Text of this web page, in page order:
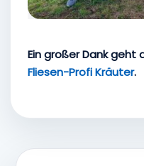
Ein großer Dank geht
Fliesen-Profi Kräuter.